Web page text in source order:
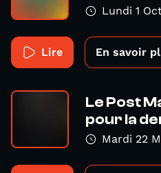
Lundi 1
Lire En savoir
Le Post
pour la
Mardi 22